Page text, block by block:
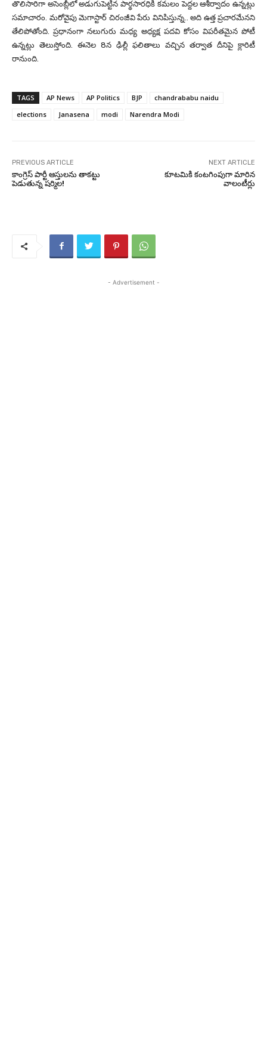
తొలిసారిగా అసెంబ్లీలో అడుగుపెట్టిన పార్థసారధికి కమలం పెద్దల ఆశీర్వాదం ఉన్నట్లు
సమాచారం. మరోవైపు మెగాస్టార్ చిరంజీవి పేరు వినిపిస్తున్న.. అది ఉత్త ప్రచారమేనని
తేలిపోతోంది. ప్రధానంగా నలుగురు మధ్య అధ్యక్ష పదవి కోసం విపరీతమైన పోటీ
ఉన్నట్లు తెలుస్తోంది. ఈనెల 8న ఢిల్లీ ఫలితాలు వచ్చిన తర్వాత దీనిపై క్లారిటీ
రానుంది.
TAGS AP News AP Politics BJP
chandrababu naidu
elections
Janasena modi Narendra Modi
PREVIOUS ARTICLE
కాంగ్రెస్ పార్టీ ఆస్తులను తాకట్టు
పెడుతున్న షర్మిల!
NEXT ARTICLE
కూటమికి కంటగింపుగా మారిన
వాలంటీర్లు
- Advertisement -